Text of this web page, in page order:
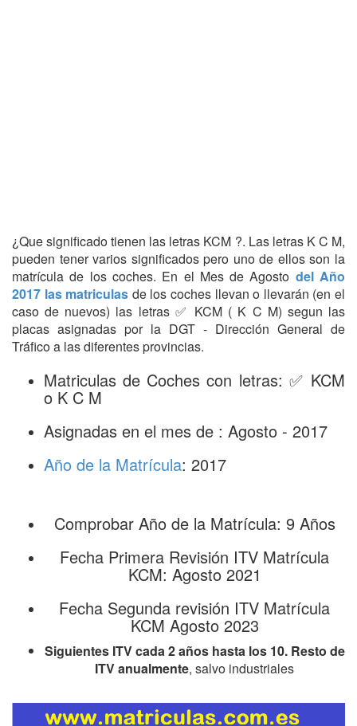
¿Que significado tienen las letras KCM ?. Las letras K C M,
pueden tener varios significados pero uno de ellos son la
matrícula de los coches. En el Mes de Agosto del Año
2017 las matriculas de los coches llevan o llevarán (en el
caso de nuevos) las letras ✅ KCM ( K C M) segun las
placas asignadas por la DGT - Dirección General de
Tráfico a las diferentes provincias.
Matriculas de Coches con letras: ✅ KCM
o K C M
Asignadas en el mes de : Agosto - 2017
Año de la Matrícula: 2017
Comprobar Año de la Matrícula: 9 Años
Fecha Primera Revisión ITV Matrícula
KCM: Agosto 2021
Fecha Segunda revisión ITV Matrícula
KCM Agosto 2023
Siguientes ITV cada 2 años hasta los 10. Resto de
ITV anualmente, salvo industriales